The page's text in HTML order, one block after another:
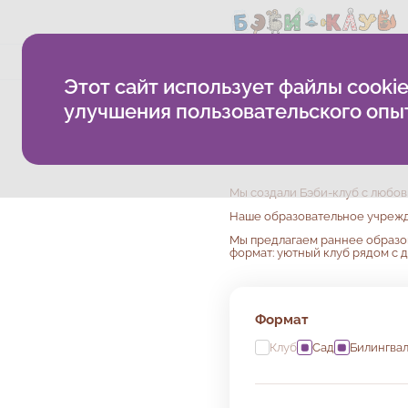
Детские
Мы создали Бэби-клуб с
Наше образовательное
Мы предлагаем раннее
формат: уютный клуб рядом с
Формат
Клуб Сад
Этот сайт использует файлы
улучшения пользовательского